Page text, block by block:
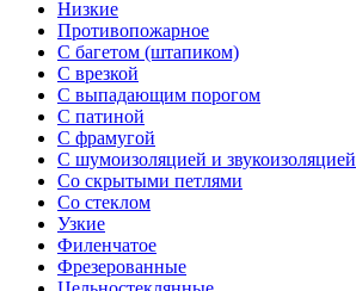
Низкие
Противопожарное
С багетом (штапиком)
С врезкой
С выпадающим порогом
С патиной
С фрамугой
С шумоизоляцией и звукоизоляцией
Со скрытыми петлями
Со стеклом
Узкие
Филенчатое
Фрезерованные